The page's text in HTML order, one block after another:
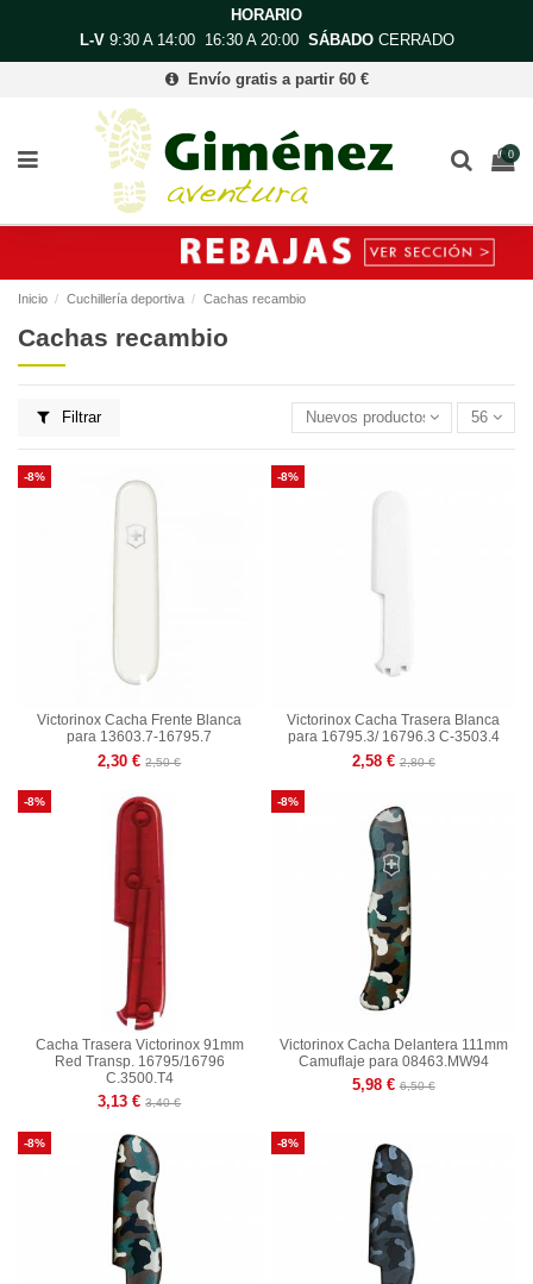
HORARIO
L-V9:30 A 14:00 16:30 A 20:00 SÁBADOCERRADO
Envío gratis a partir 60 €
0
Inicio Cuchillería deportiva Cachas recambio
Cachas recambio
Filtrar Nuevos productos primero
56
-8%
Victorinox Cacha Frente Blanca
para 13603.7-16795.7
2,30 € 2,50 €
-8%
Victorinox Cacha Trasera Blanca
para 16795.3/ 16796.3 C-3503.4
2,58 € 2,80 €
-8%
Cacha Trasera Victorinox 91mm
Red Transp. 16795/16796
C.3500.T4
3,13 € 3,40 €
-8%
Victorinox Cacha Delantera 111mm
Camuflaje para 08463.MW94
5,98 € 6,50 €
-8% -8%